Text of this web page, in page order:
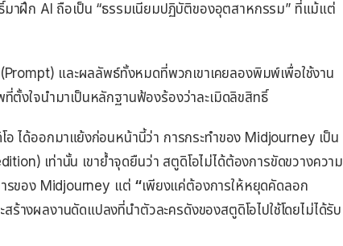
มาฝึก AI ถือเป็น “ธรรมเนียมปฏิบัติของอุตสาหกรรม” ที่แม้แต่
และผลลัพธ์ทั้งหมดที่พวกเขาเคยลองพิมพ์เพื่อใช้งาน
ตั้งใจนำมาเป็นหลักฐานฟ้องร้องว่าละเมิดลิขสิทธิ์
ได้ออกมาแย้งก่อนหน้านี้ว่า การกระทำของ Midjourney เป็น
เท่านั้น เขาย้ำจุดยืนว่า สตูดิโอไม่ได้ต้องการขัดขวางความ
รของ Midjourney แต่ “เพียงแค่ต้องการให้หยุดคัดลอก
างผลงานดัดแปลงที่นำตัวละครดังของสตูดิโอไปใช้โดยไม่ได้รับ